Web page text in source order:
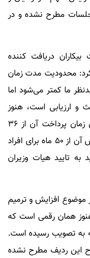
جلسات مطرح نشده و در
دریافت کننده
کرد: محدودیت مدت زمان
ما کمتر می‌شود اما
و ارزیابی است، هنوز
اعلام نخواهد شد. پیشنهاد ما کاهش زمان پرداخت آن از ۳۶
ماه به ۲۴ ماه برای افراد مجرد و کاهش آن از ۵۰ ماه برای افراد
به تایید هیات وزیران
موضوع افزایش و ترمیم
هنوز همان رقمی است که
به تصویب رسیده است.
این ردیف مطرح نشده